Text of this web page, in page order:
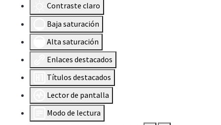
Contraste claro
Baja saturación
Alta saturación
Enlaces destacados
Títulos destacados
Lector de pantalla
Modo de lectura